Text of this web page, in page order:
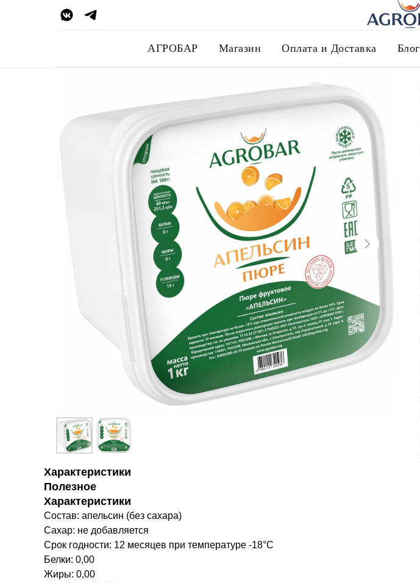
АГРОБАР Магазин Оплата и Доставка Блог
Характеристики
Полезное
Характеристики
Состав: апельсин (без сахара)
Сахар: не добавляется
Срок годности: 12 месяцев при температуре -18°C
Белки: 0,00
Жиры: 0,00